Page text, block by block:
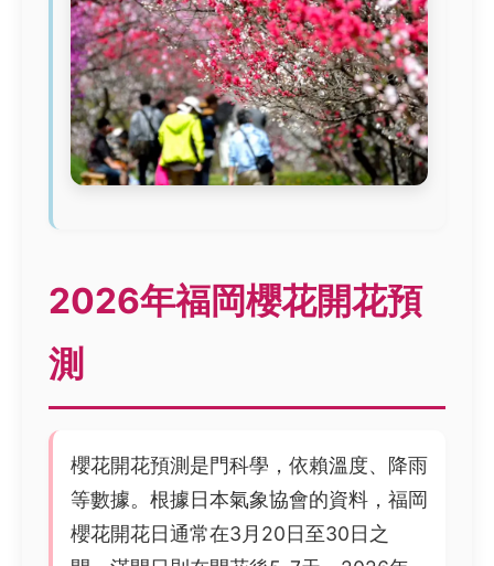
2026年福岡櫻花開花預
測
櫻花開花預測是門科學，依賴溫度、降雨
等數據。根據日本氣象協會的資料，福岡
櫻花開花日通常在3月20日至30日之